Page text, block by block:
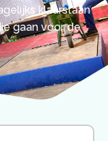
klaarstaan
gaan voor de